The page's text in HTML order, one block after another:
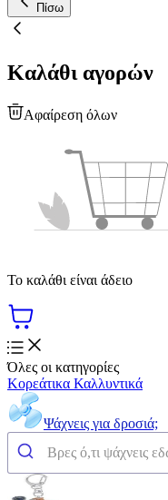
Πίσω
Καλάθι αγορών
Αφαίρεση όλων
Το καλάθι είναι άδειο
Όλες οι κατηγορίες
Κορεάτικα Καλλυντικά
Ψάχνεις για δροσιά;